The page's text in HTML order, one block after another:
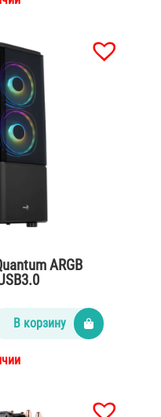
ARGB
В корзину